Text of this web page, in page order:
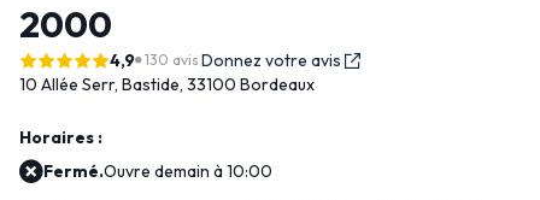
2000
4,9 130 avis Donnez votre avis
10 Allée Serr, Bastide, 33100 Bordeaux
Horaires :
Fermé.Ouvre demain à 10:00